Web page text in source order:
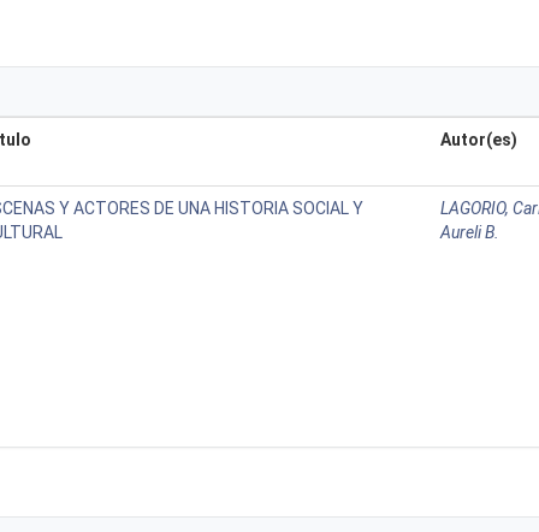
Autor(es)
Y ACTORES DE UNA HISTORIA SOCIAL Y
LAGORIO,
Aureli B.